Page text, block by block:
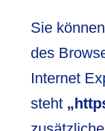
Sie
des
Internet
steht